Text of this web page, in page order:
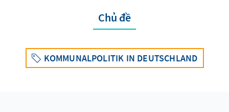
Chủ đề
KOMMUNALPOLITIK IN DEUTSCHLAND